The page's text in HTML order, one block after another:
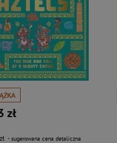
zł
- sugerowana cena detaliczna